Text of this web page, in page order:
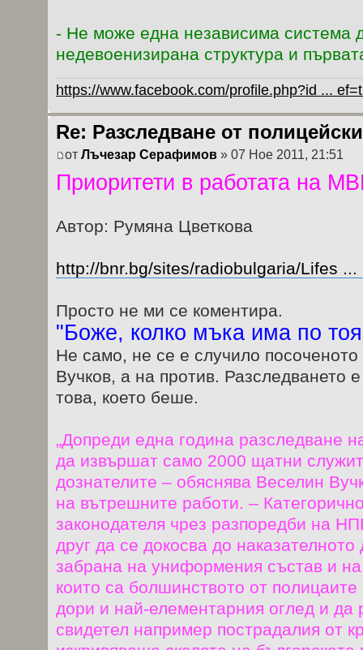
- Не може една независима система
недевоенизирана структура и
https://www.facebook.com/profile.php?id ...
Re: Разследване от
от Лъчезар Серафимов » 07 Ное 2011, 21:51
Приоритети в работата на
Автор: Румяна Цветкова
http://bnr.bg/sites/radiobulgaria/Lifes ...
Просто не ми се коментира.
"Боже, колко мъка има по
Не само, не се е случило
Вучков, а на против. Разследването
това, което беше.
„Допреди една година разследване
да извършат само 2000 щатни
дознателите – обяснява Веселин
на вътрешните работи. –
законодателя чрез разпоредби на
друг да се докосва до
забрана на униформения състав и
които са болшинството от
дори и най-елементарния оглед и да
свидетел например пострадалия от